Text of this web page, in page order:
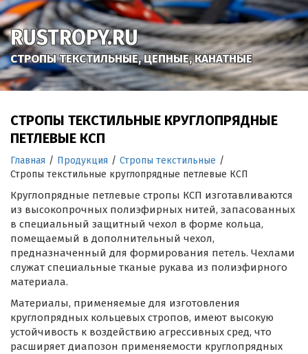
RUSTROPY.RU
СТРОПЫ ТЕКСТИЛЬНЫЕ, ЦЕПНЫЕ, КАНАТНЫЕ
СТРОПЫ ТЕКСТИЛЬНЫЕ КРУГЛОПРЯДНЫЕ
ПЕТЛЕВЫЕ КСП
Главная / Продукция / Стропы текстильные /
Стропы текстильные круглопрядные петлевые КСП
Круглопрядные петлевые стропы КСП изготавливаются
из высокопрочных полиэфирных нитей, запасованных
в специальный защитный чехол в форме кольца,
помещаемый в дополнительный чехол,
предназначенный для формирования петель. Чехлами
служат специальные тканые рукава из полиэфирного
материала.
Материалы, применяемые для изготовления
круглопрядных кольцевых стропов, имеют высокую
устойчивость к воздействию агрессивных сред, что
расширяет диапозон применяемости круглопрядных